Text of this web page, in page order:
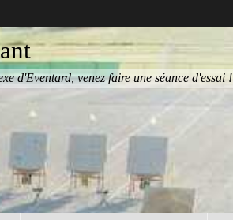
d'Eventard, venez faire une séance d'essai !